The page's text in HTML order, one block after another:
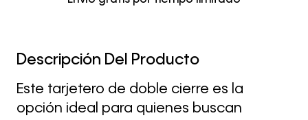
Descripción Del Producto
Este tarjetero de doble cierre es la
opción ideal para quienes buscan